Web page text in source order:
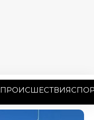
ПРОИСШЕСТВИЯ